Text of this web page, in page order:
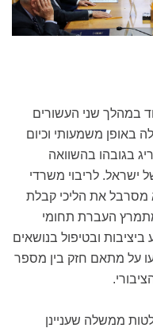
במהלך שני העשורים
באופן משמעותי וכיום
חריג בגובהו בהשוואה
ישראל. לריבוי משרדי
מסרבל את הליכי קבלת
העברת תחומי
ובטיפול בנושאים
על מתאם חזק בין מספר
ממשלה שעניינן